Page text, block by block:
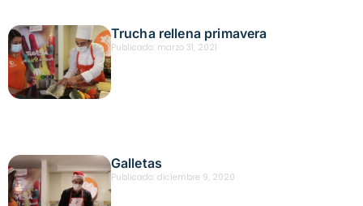
Trucha rellena primavera
Publicado: marzo 31, 2021
Galletas
Publicado: diciembre 9, 2020